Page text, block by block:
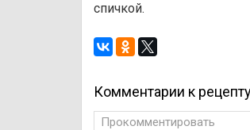
спичкой.
Комментарии к
Прокомментировать